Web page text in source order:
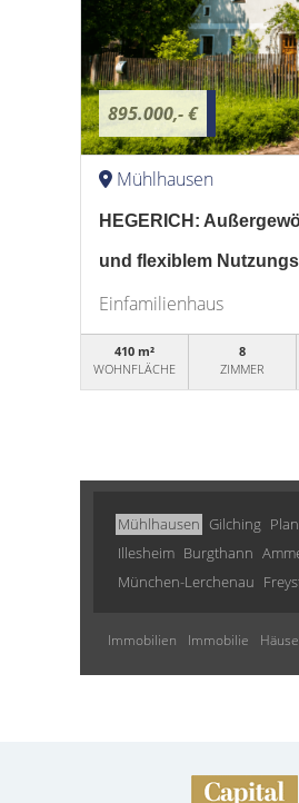
895.000,- €
Mühlhausen
HEGERICH:
und flexiblem
Einfamilienhaus
410 m²
WOHNFLÄCHE
8
ZIMMER
Mühlhausen Gilching
Illesheim Burgthann
München-Lerchenau
Immobilien Immobilie